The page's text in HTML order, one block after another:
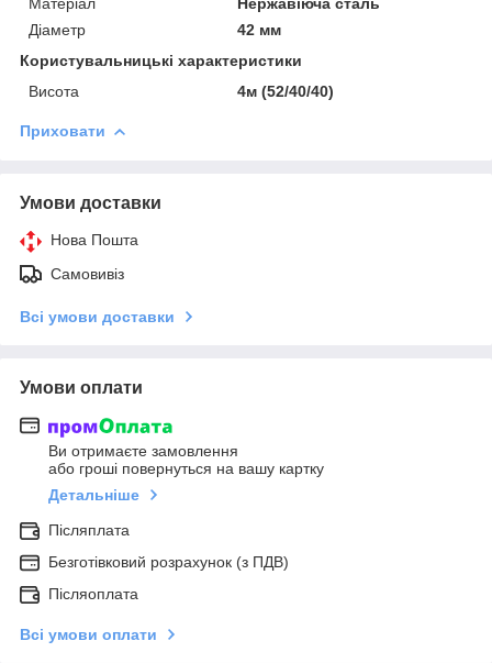
Діаметр
42 мм
Користувальницькі характеристики
Висота
4м (52/40/40)
Приховати
Умови доставки
Нова Пошта
Самовивіз
Всі умови доставки
Умови оплати
Ви отримаєте замовлення
або гроші повернуться на вашу картку
Детальніше
Післяплата
Безготівковий розрахунок (з ПДВ)
Післяоплата
Всі умови оплати